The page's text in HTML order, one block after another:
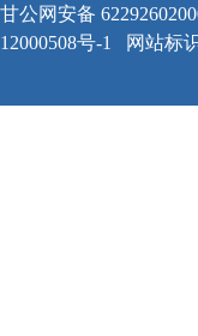
甘公网安备
12000508号-1
网站标